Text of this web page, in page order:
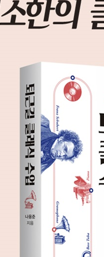
9번 2악장」│나 자신에게
디베르티멘토」│잠시 멈추
「헌정」│멋진 하루의 시작
체증으로 짜증날 때, 「파
필요할 때, 「녹턴 2번」│여
성」│등산할 때, 베토벤 「
어로 이탈리아 여행하기
식으로 행복해지는 그 날까지